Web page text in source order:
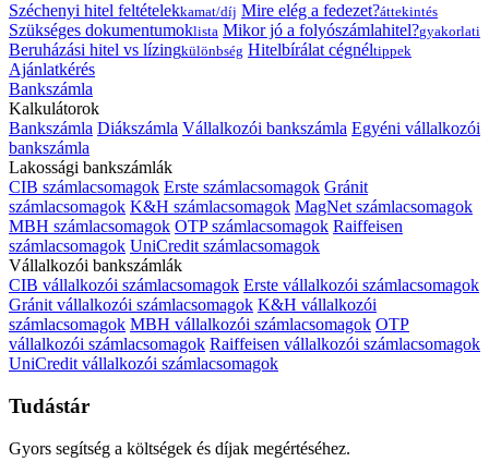
Széchenyi hitel feltételekkamat/díj Mire elég a fedezet?áttekintés
Szükséges dokumentumoklista Mikor jó a folyószámlahitel?gyakorlati
Beruházási hitel vs lízingkülönbség Hitelbírálat cégnéltippek
Ajánlatkérés
Bankszámla
Kalkulátorok
Bankszámla Diákszámla Vállalkozói bankszámla Egyéni vállalkozói
bankszámla
Lakossági bankszámlák
CIB számlacsomagok Erste számlacsomagok Gránit
számlacsomagok K&H számlacsomagok MagNet számlacsomagok
MBH számlacsomagok OTP számlacsomagok Raiffeisen
számlacsomagok UniCredit számlacsomagok
Vállalkozói bankszámlák
CIB vállalkozói számlacsomagok Erste vállalkozói számlacsomagok
Gránit vállalkozói számlacsomagok K&H vállalkozói
számlacsomagok MBH vállalkozói számlacsomagok OTP
vállalkozói számlacsomagok Raiffeisen vállalkozói számlacsomagok
UniCredit vállalkozói számlacsomagok
Tudástár
Gyors segítség a költségek és díjak megértéséhez.